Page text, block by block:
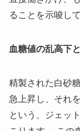
ることを示唆し
血糖値の乱高下
精製された白砂
急上昇し、それ
という、ジェッ